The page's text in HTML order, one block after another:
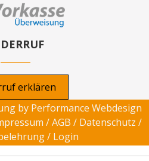
erklären
by Performance Webdesign
/AGB / Datenschutz /
/ Login